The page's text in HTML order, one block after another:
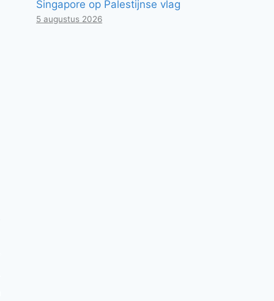
Singapore op Palestijnse vlag
5 augustus 2026